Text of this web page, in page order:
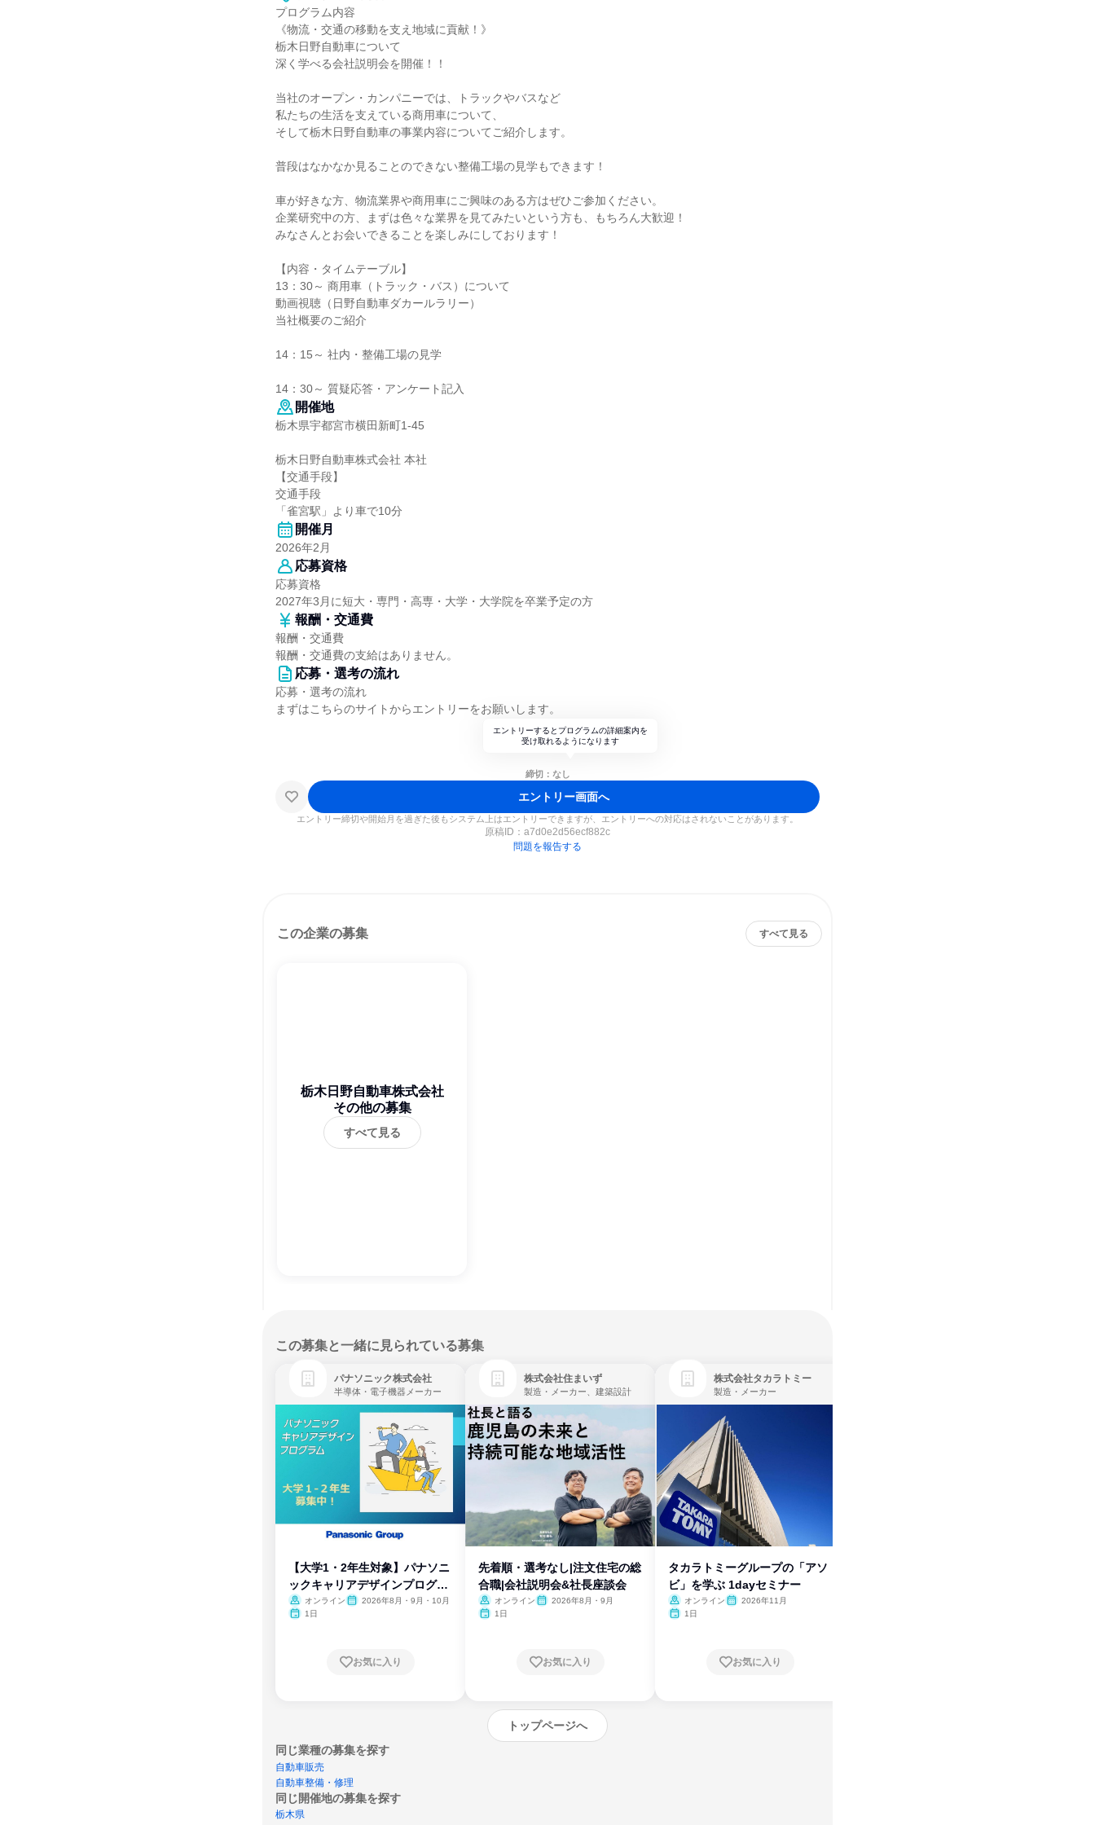
プログラム内容
《物流・交通の移動を支え地域に貢献！》
栃木日野自動車について
深く学べる会社説明会を開催！！
当社のオープン・カンパニーでは、トラックやバスなど
私たちの生活を支えている商用車について、
そして栃木日野自動車の事業内容についてご紹介します。
普段はなかなか見ることのできない整備工場の見学もできます！
車が好きな方、物流業界や商用車にご興味のある方はぜひご参加ください。
企業研究中の方、まずは色々な業界を見てみたいという方も、もちろん大歓迎！
みなさんとお会いできることを楽しみにしております！
【内容・タイムテーブル】
13：30～ 商用車（トラック・バス）について
動画視聴（日野自動車ダカールラリー）
当社概要のご紹介
14：15～ 社内・整備工場の見学
14：30～ 質疑応答・アンケート記入
開催地
栃木県宇都宮市横田新町1-45
栃木日野自動車株式会社 本社
【交通手段】
交通手段
「雀宮駅」より車で10分
開催月
2026年2月
応募資格
応募資格
2027年3月に短大・専門・高専・大学・大学院を卒業予定の方
報酬・交通費
報酬・交通費
報酬・交通費の支給はありません。
応募・選考の流れ
応募・選考の流れ
まずはこちらのサイトからエントリーをお願いします。
エントリーするとプログラムの詳細案内を
受け取れるようになります
締切：なし
エントリー画面へ
エントリー締切や開始月を過ぎた後もシステム上はエントリーできますが、エントリーへの対応はされないことがあります。
原稿ID： a7d0e2d56ecf882c
問題を報告する
この企業の募集 すべて見る
栃木日野自動車株式会社
その他の募集
すべて見る
この募集と一緒に見られている募集
パナソニック株式会社
半導体・電子機器メーカー
【大学1・2年生対象】パナソニ
ックキャリアデザインプログラ
ム
オンライン
2026年8月・9月・10月
1日
お気に入り
株式会社住まいず
製造・メーカー、建築設計
先着順・選考なし|注文住宅の総
合職|会社説明会&社長座談会
オンライン
2026年8月・9月
1日
お気に入り
株式会社タカラトミー
製造・メーカー
タカラトミーグループの「アソ
ビ」を学ぶ 1dayセミナー
オンライン
2026年11月
1日
お気に入り
トップページへ
同じ業種の募集を探す
自動車販売
自動車整備・修理
同じ開催地の募集を探す
栃木県